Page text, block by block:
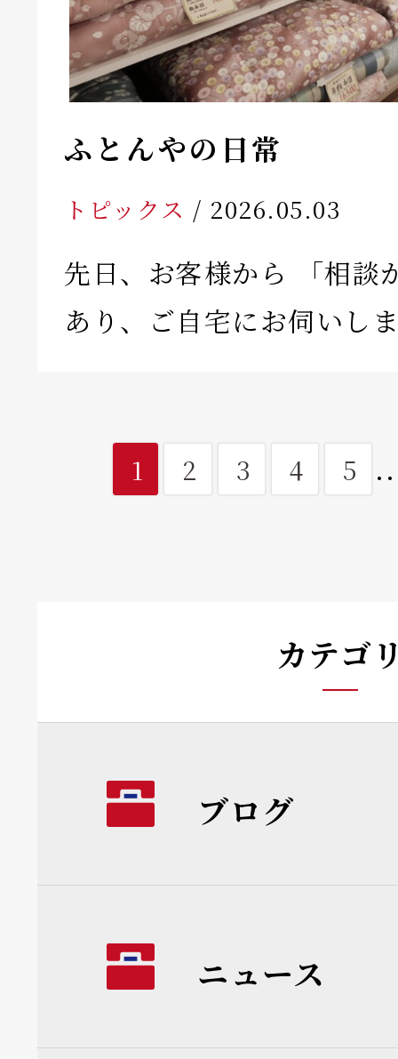
ふとんやの日常
トピックス / 2026.05.03
先日、お客様から 「相談
あり、ご自宅にお伺いし
1 2 3 4 5
カテゴ
ブログ
ニュース